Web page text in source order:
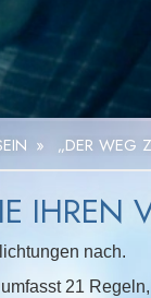
» „DER WEG
IHREN
nach.
umfasst 21